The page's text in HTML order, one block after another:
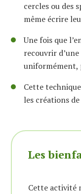
cercles ou des
même écrire
Une fois que
recouvrir
uniformément,
Cette
les créations
Les
Cette activité